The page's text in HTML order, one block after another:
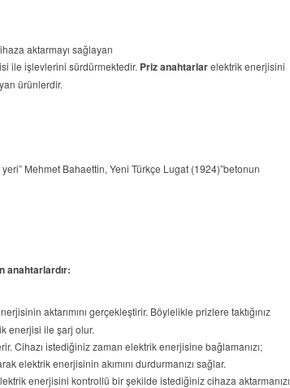
aktarmayı sağlayan
ile işlevlerini sürdürmektedir. Priz anahtarlarelektrik enerjisini
ürünlerdir.
Mehmet Bahaettin, Yeni Türkçe Lugat (1924)”betonun
anahtarlardır:
aktarımını gerçekleştirir. Böylelikle prizlere taktığınız
enerjisi ile şarj olur.
Cihazı istediğiniz zaman elektrik enerjisine bağlamanızı;
elektrik enerjisinin akımını durdurmanızı sağlar.
enerjisini kontrollü bir şekilde istediğiniz cihaza aktarmanızı